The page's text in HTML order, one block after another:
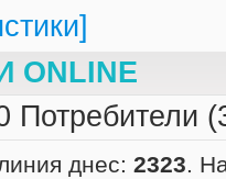
ONLINE
Потребители
днес:2323.